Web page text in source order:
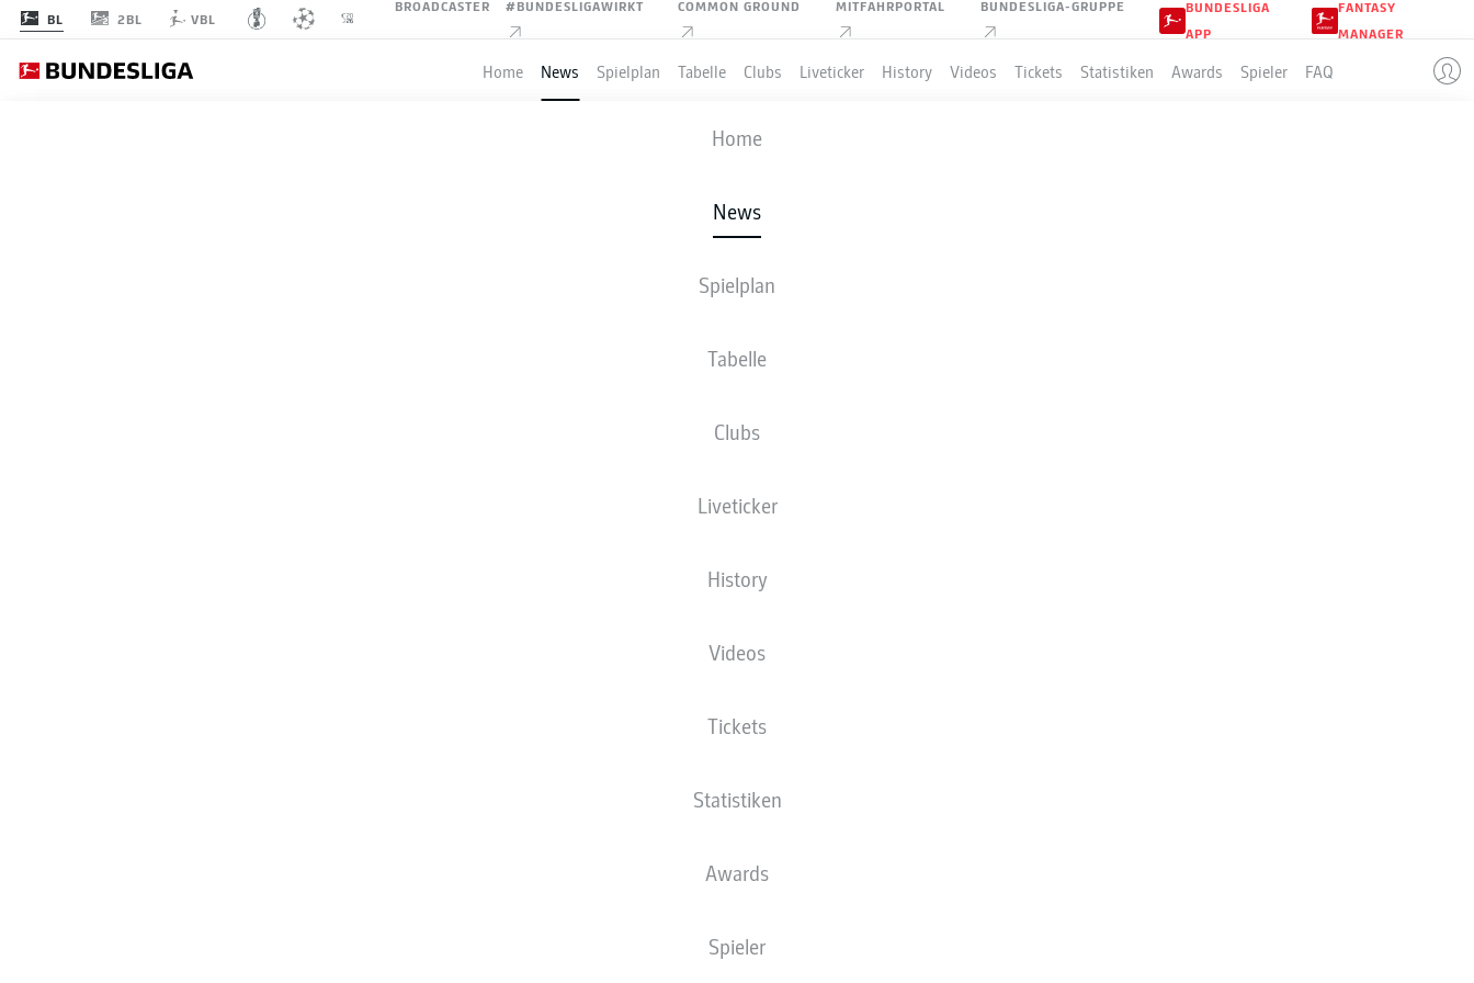
BL 2BL VBL
BROADCASTER #BUNDESLIGAWIRKT COMMON GROUND MITFAHRPORTAL BUNDESLIGA-GRUPPE
BUNDESLIGA
APP
FANTASY
MANAGER
Home News Spielplan Tabelle Clubs Liveticker History Videos Tickets Statistiken Awards Spieler FAQ
Home
News
Spielplan
Tabelle
Clubs
Liveticker
History
Videos
Tickets
Statistiken
Awards
Spieler
Anzeige
MUSIALA: ZURÜCK MIT "LIEBE FÜR